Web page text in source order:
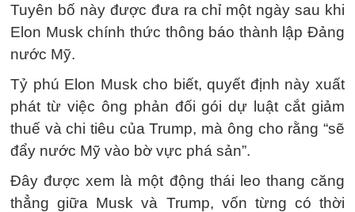
Tuyên bố này được đưa ra chỉ một ngày sau khi
Elon Musk chính thức thông báo thành lập Đảng
nước Mỹ.
Tỷ phú Elon Musk cho biết, quyết định này xuất
phát từ việc ông phản đối gói dự luật cắt giảm
thuế và chi tiêu của Trump, mà ông cho rằng “sẽ
đẩy nước Mỹ vào bờ vực phá sản”.
Đây được xem là một động thái leo thang căng
thẳng giữa Musk và Trump, vốn từng có thời